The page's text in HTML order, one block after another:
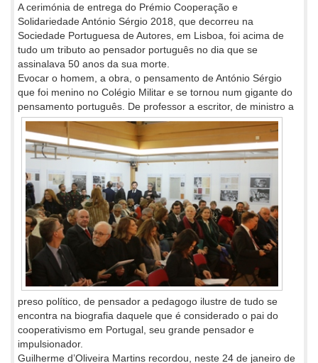
A cerimónia de entrega do Prémio Cooperação e
Solidariedade António Sérgio 2018, que decorreu na
Sociedade Portuguesa de Autores, em Lisboa, foi acima de
tudo um tributo ao pensador português no dia que se
assinalava 50 anos da sua morte.
Evocar o homem, a obra, o pensamento de António Sérgio
que foi menino no Colégio Militar e se tornou num gigante do
pensamento português. De professor a escritor, de ministro a
preso político, de pensador a pedagogo ilustre de tudo se
encontra na biografia daquele que é considerado o pai do
cooperativismo em Portugal, seu grande pensador e
impulsionador.
Guilherme d’Oliveira Martins recordou, neste 24 de janeiro de